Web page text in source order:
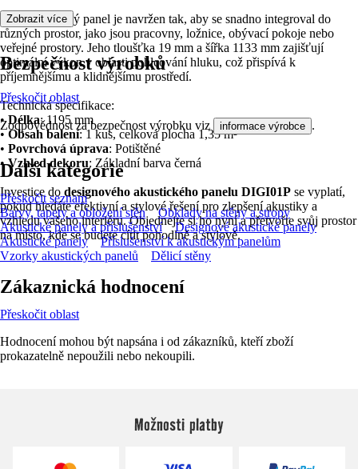
Tento akustický panel je navržen tak, aby se snadno integroval do
různých prostor, jako jsou pracovny, ložnice, obývací pokoje nebo
veřejné prostory. Jeho tloušťka 19 mm a šířka 1133 mm zajišťují
optimální výkon v oblasti pohlcování hluku, což přispívá k
příjemnějšímu a klidnějšímu prostředí.
Technická specifikace:
•Délka: 1195 mm
•Obsah balení: 1 kus, celková plocha 1,35 m²
• Povrchová úprava: Potištěné
•Vzhled dekoru: Základní barva černá
Investice do designového akustického panelu DIGI01P se vyplatí,
pokud hledáte efektivní a stylové řešení pro zlepšení akustiky a
vzhledu vašeho interiéru. Objednejte si ho nyní a přetvořte svůj prostor
na místo, kde se budete cítit pohodlně a stylově.
Zobrazit více
Bezpečnost výrobků
Přeskočit oblast
Zodpovědnost za bezpečnost výrobku viz informace výrobce .
Další kategorie
Přeskočit seznam
Barvy, tapety a obložení stěn
Obklady na stěny a stropy
Akustické panely a příslušenství
Designové akustické panely
Akustické panely
Příslušenství k akustickým panelům
Vzorky akustických panelů
Dělicí stěny
Zákaznická hodnocení
Přeskočit oblast
Hodnocení mohou být napsána i od zákazníků, kteří zboží
prokazatelně nepoužili nebo nekoupili.
Možnosti platby